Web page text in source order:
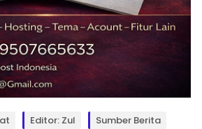
Editor: Zul Sumber Berita